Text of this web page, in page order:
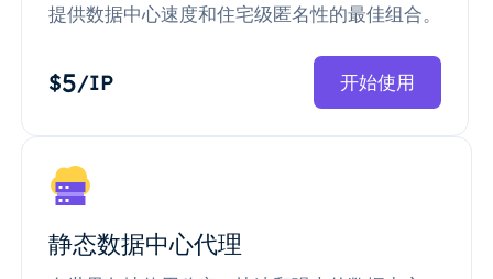
提供数据中心速度和住宅级匿名性的最佳组合。
$5/IP 开始使用
静态数据中心代理